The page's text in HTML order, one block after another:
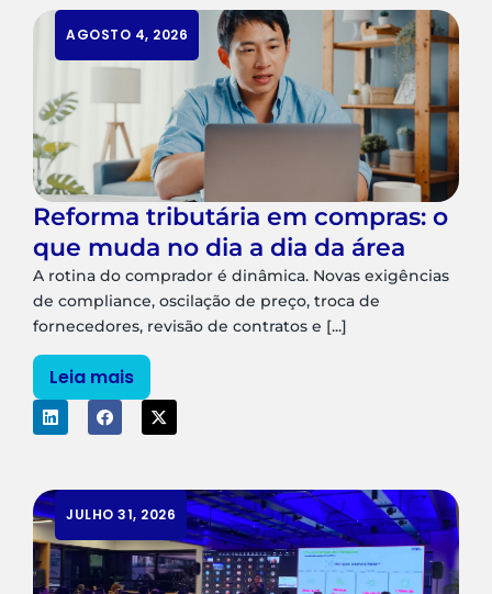
AGOSTO 4, 2026
Reforma tributária em compras: o
que muda no dia a dia da área
A rotina do comprador é dinâmica. Novas exigências
de compliance, oscilação de preço, troca de
fornecedores, revisão de contratos e [...]
Leia mais
JULHO 31, 2026